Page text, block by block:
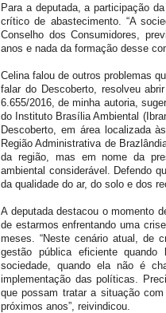
Para a deputada, a participação
crítico de abastecimento. “A
Conselho dos Consumidores,
anos e nada da formação desse
Celina falou de outros problemas
falar do Descoberto, resolveu
6.655/2016, de minha autoria,
do Instituto Brasília Ambiental
Descoberto, em área localizada
Região Administrativa de
da região, mas em nome da
ambiental considerável. Defendo
da qualidade do ar, do solo e dos
A deputada destacou o momento
de estarmos enfrentando uma
meses. “Neste cenário atual, de
gestão pública eficiente
sociedade, quando ela não é
implementação das políticas.
que possam tratar a situação
próximos anos”, reivindicou.